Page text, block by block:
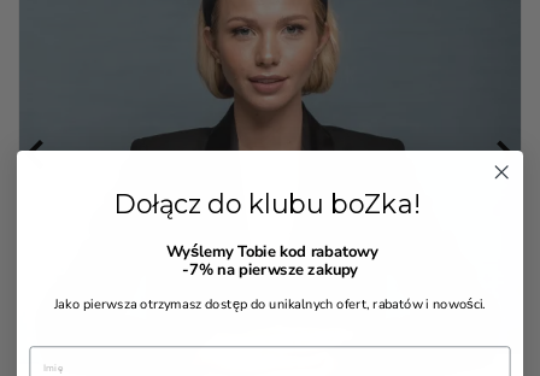
 
Dołącz do klubu boZka!
Wyślemy Tobie kod rabatowy
-7%na pierwsze zakupy
Jako pierwsza otrzymasz dostęp do unikalnych ofert, rabatów i nowości.